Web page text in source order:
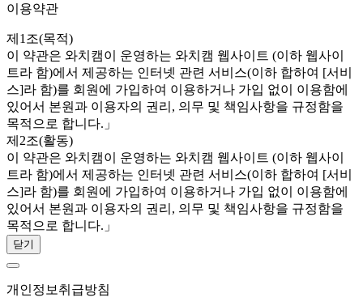
이용약관
제1조(목적)
이 약관은 와치캠이 운영하는 와치캠 웹사이트 (이하 웹사이
트라 함)에서 제공하는 인터넷 관련 서비스(이하 합하여 [서비
스]라 함)를 회원에 가입하여 이용하거나 가입 없이 이용함에
있어서 본원과 이용자의 권리, 의무 및 책임사항을 규정함을
목적으로 합니다.」
제2조(활동)
이 약관은 와치캠이 운영하는 와치캠 웹사이트 (이하 웹사이
트라 함)에서 제공하는 인터넷 관련 서비스(이하 합하여 [서비
스]라 함)를 회원에 가입하여 이용하거나 가입 없이 이용함에
있어서 본원과 이용자의 권리, 의무 및 책임사항을 규정함을
목적으로 합니다.」
닫기
개인정보취급방침